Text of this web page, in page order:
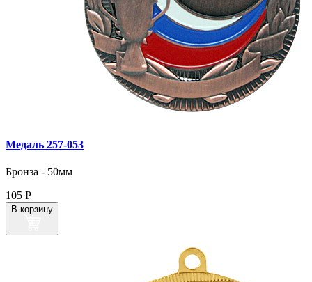
Медаль 257‑053
Бронза - 50мм
105 Р
В корзину